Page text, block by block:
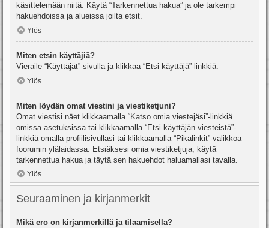
käsittelemään niitä. Käytä “Tarkennettua hakua” ja ole tarkempi
hakuehdoissa ja alueissa joilta etsit.
Ylös
Miten etsin käyttäjiä?
Vieraile “Käyttäjät”-sivulla ja klikkaa “Etsi käyttäjä”-linkkiä.
Ylös
Miten löydän omat viestini ja viestiketjuni?
Omat viestisi näet klikkaamalla “Katso omia viestejäsi”-linkkiä
omissa asetuksissa tai klikkaamalla “Etsi käyttäjän viesteistä”-
linkkiä omalla profiilisivullasi tai klikkaamalla “Pikalinkit”-valikkoa
foorumin ylälaidassa. Etsiäksesi omia viestiketjuja, käytä
tarkennettua hakua ja täytä sen hakuehdot haluamallasi tavalla.
Ylös
Seuraaminen ja kirjanmerkit
Mikä ero on kirjanmerkillä ja tilaamisella?